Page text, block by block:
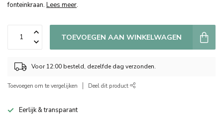
fonteinkraan. Lees meer.
TOEVOEGEN AAN WINKELWAGEN
Voor 12:00 besteld, dezelfde dag verzonden.
Toevoegen om te vergelijken Deel dit product
Eerlijk & transparant